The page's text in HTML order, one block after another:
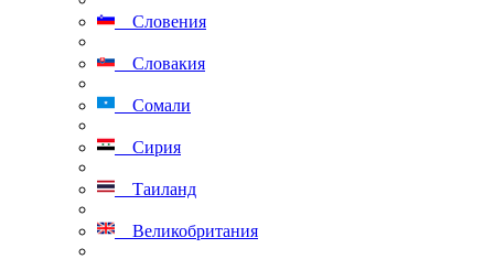
Словения
Словакия
Сомали
Сирия
Таиланд
Великобритания